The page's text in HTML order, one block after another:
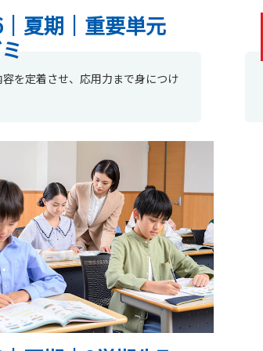
夏期｜重要単元
を定着させ、応用力まで身につけ